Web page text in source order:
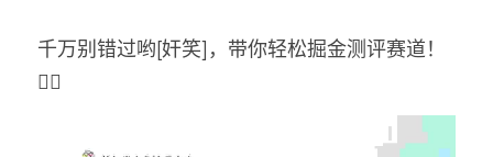
千万别错过哟[奸笑]，带你轻松掘金测评赛道！
✌🏻